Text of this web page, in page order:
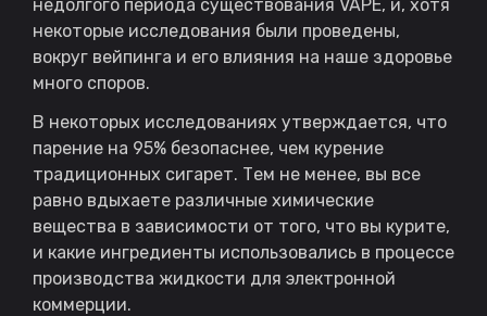
недолгого периода существования VAPE, и, хотя
некоторые исследования были проведены,
вокруг вейпинга и его влияния на наше здоровье
много споров.
В некоторых исследованиях утверждается, что
парение на 95% безопаснее, чем курение
традиционных сигарет. Тем не менее, вы все
равно вдыхаете различные химические
вещества в зависимости от того, что вы курите,
и какие ингредиенты использовались в процессе
производства жидкости для электронной
коммерции.